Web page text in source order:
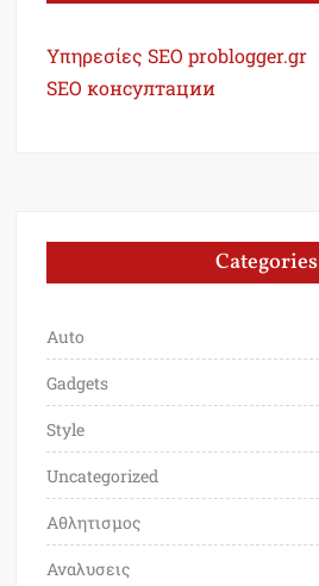
Υπηρεσίες SEO problogger.gr
SEO консултации
Categories
Auto
Gadgets
Style
Uncategorized
Αθλητισμος
Αναλυσεις